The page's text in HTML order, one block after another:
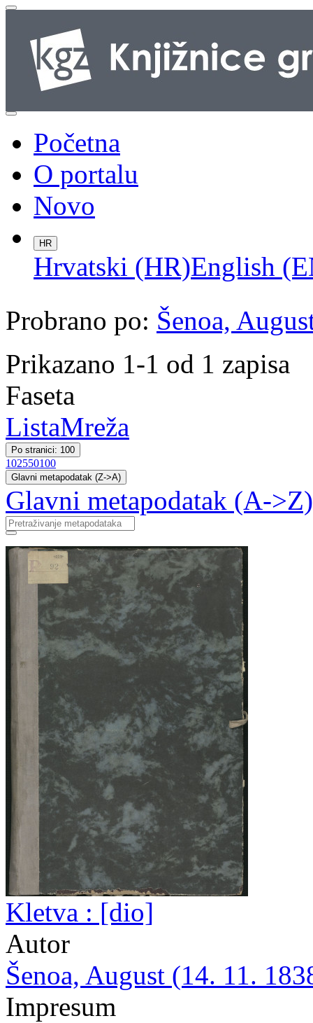
Početna
O portalu
Novo
HR
Hrvatski (HR)English
Probrano po: Šenoa,
Prikazano 1-1 od 1 zapisa
Faseta
ListaMreža
Po stranici: 100
102550100
Glavni metapodatak (Z->A)
Glavni metapodatak (A->Z)
Kletva : [dio]
Autor
Šenoa, August (14. 11.
Impresum